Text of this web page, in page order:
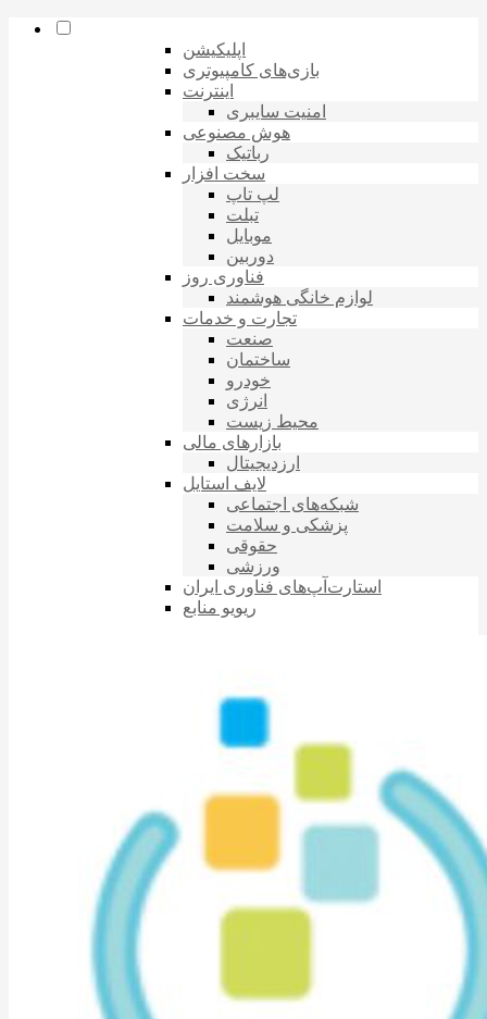
اپلیکیشن
بازی‌های کامپیوتری
اینترنت
امنیت سایبری
هوش مصنوعی
رباتیک
سخت افزار
لپ تاپ
تبلت
موبایل
دوربین
فناوری روز
لوازم خانگی هوشمند
تجارت و خدمات
صنعت
ساختمان
خودرو
انرژی
محیط زیست
بازارهای مالی
ارزدیجیتال
لایف استایل
شبکه‌های اجتماعی
پزشکی و سلامت
حقوقی
ورزشی
استارت‌آپ‌های فناوری ایران
ریویو منابع